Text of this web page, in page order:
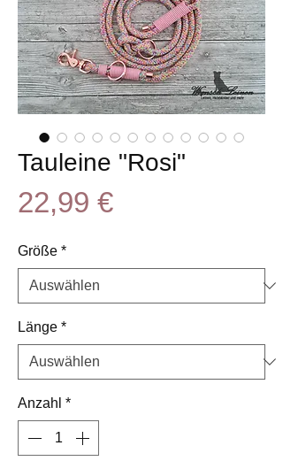
Tauleine "Rosi"
22,99 €Preis
Größe *
Länge *
Anzahl *